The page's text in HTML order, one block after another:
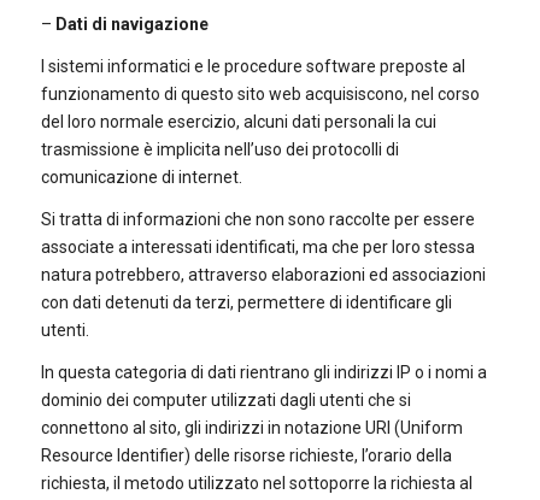
– Dati di navigazione
I sistemi informatici e le procedure software preposte al
funzionamento di questo sito web acquisiscono, nel corso
del loro normale esercizio, alcuni dati personali la cui
trasmissione è implicita nell’uso dei protocolli di
comunicazione di internet.
Si tratta di informazioni che non sono raccolte per essere
associate a interessati identificati, ma che per loro stessa
natura potrebbero, attraverso elaborazioni ed associazioni
con dati detenuti da terzi, permettere di identificare gli
utenti.
In questa categoria di dati rientrano gli indirizzi IP o i nomi a
dominio dei computer utilizzati dagli utenti che si
connettono al sito, gli indirizzi in notazione URI (Uniform
Resource Identifier) delle risorse richieste, l’orario della
richiesta, il metodo utilizzato nel sottoporre la richiesta al